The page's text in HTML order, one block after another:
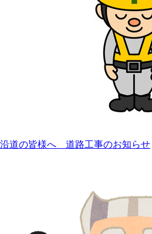
沿道の皆様へ 道路工事のお知らせ